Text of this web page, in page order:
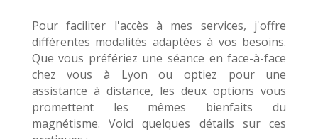
Pour faciliter l'accès à mes services, j'offre
différentes modalités adaptées à vos besoins.
Que vous préfériez une séance en face-à-face
chez vous à Lyon ou optiez pour une
assistance à distance, les deux options vous
promettent les mêmes bienfaits du
magnétisme. Voici quelques détails sur ces